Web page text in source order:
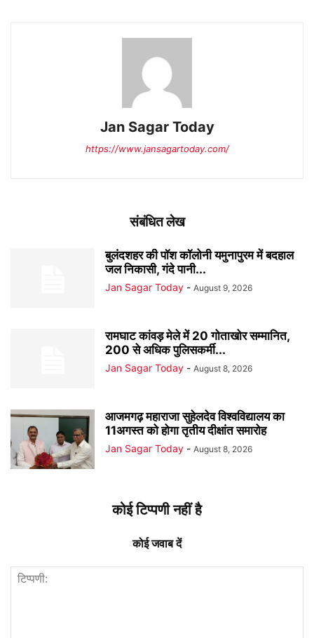
Jan Sagar Today
https://www.jansagartoday.com/
संबंधित लेख
बुलंदशहर की पॉश कॉलोनी यमुनापुरम में बदहाल
जल निकासी, गंदे पानी...
Jan Sagar Today - August 9, 2026
रामघाट कांवड़ मेले में 20 गोताखोर सम्मानित,
200 से अधिक पुलिसकर्मी...
Jan Sagar Today - August 8, 2026
आजमगढ़ महाराजा सुहेलदेव विश्वविद्यालय का
11अगस्त को होगा तृतीय दीक्षांत समारोह
Jan Sagar Today - August 8, 2026
कोई टिप्पणी नहीं है
कोई जवाब दें